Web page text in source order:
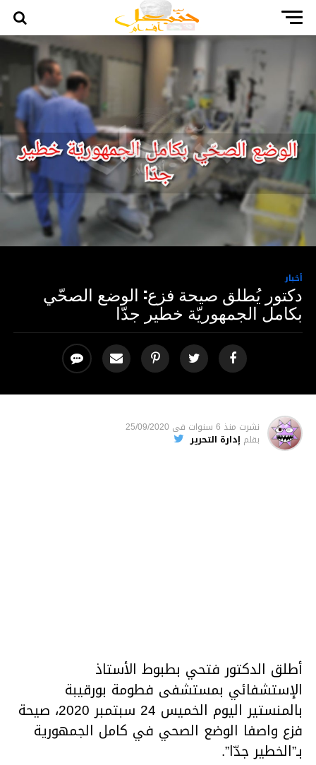
أخبار
دكتور يُطلق صيحة فزع: الوضع الصحّي
بكامل الجمهوريّة خطير جدّا
نشرت منذ 6 سنوات فى 25/09/2020
بقلم إدارة التحرير
أطلق الدكتور فتحي بطبوط الأستاذ
الإستشفائي بمستشفى فطومة بورقيبة
بالمنستير اليوم الخميس 24 سبتمبر 2020، صيحة
فزع واصفا الوضع الصحي في كامل الجمهورية
بـ”الخطير جدّا”.